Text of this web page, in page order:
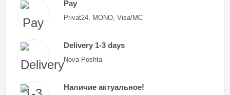
Pay
Privat24, MONO, Visa/MC
Delivery 1-3 days
Nova Poshta
Наличие актуальное!